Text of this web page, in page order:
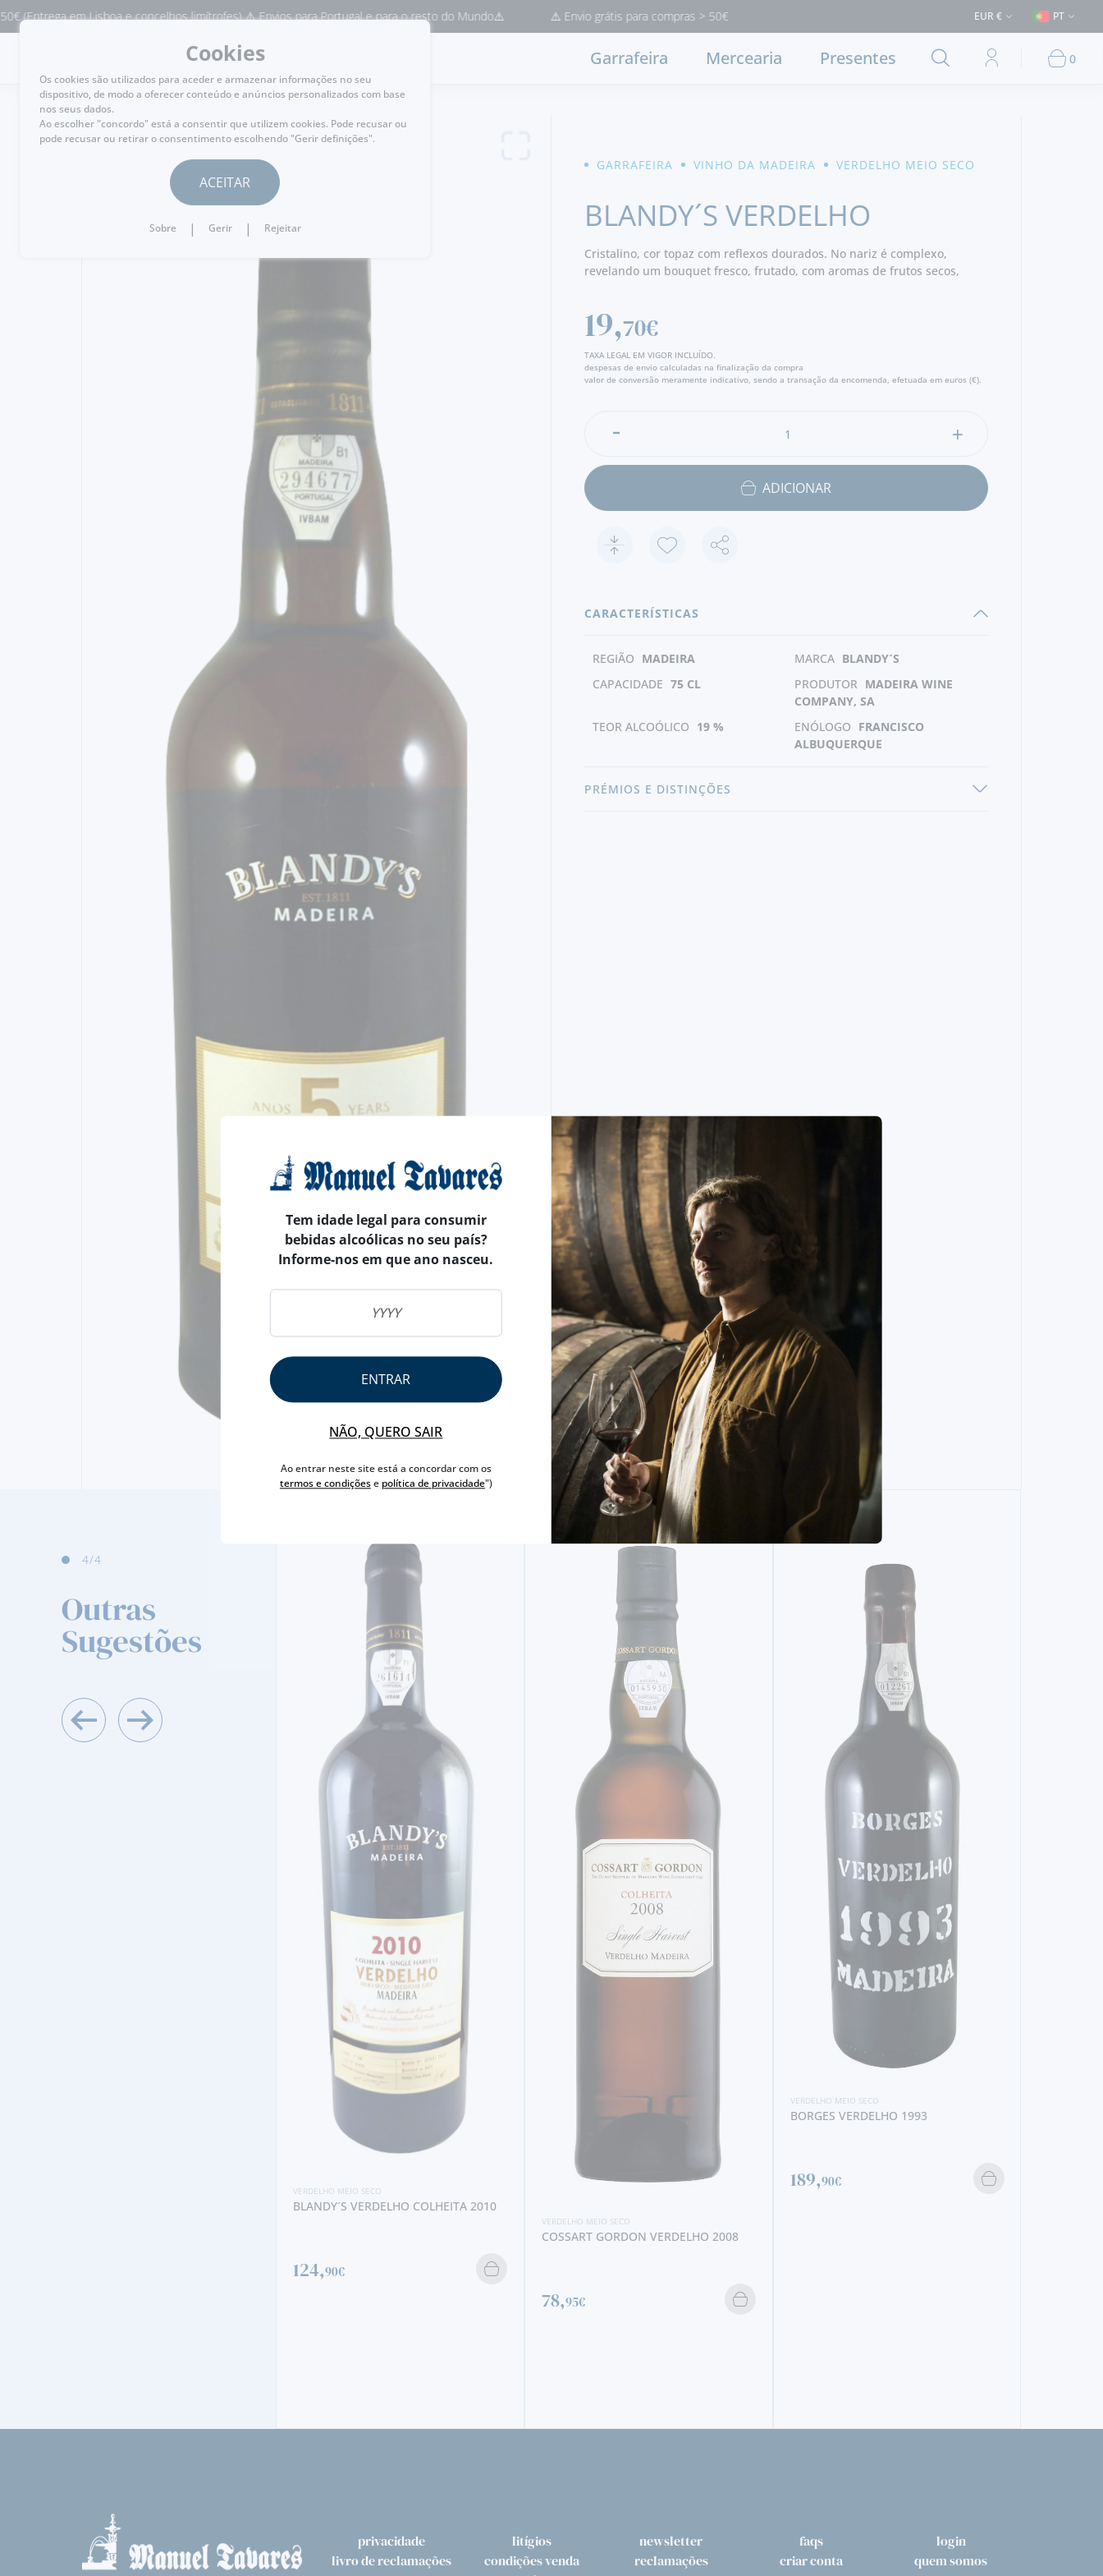
em Lisboa e concelhos limítrofes) ⚠️ Envios para Portugal e para o resto do Mundo⚠️ ⚠️ Envio grátis para compras > 50€ (Entrega em Lisboa e concelhos limítrofes) ⚠️ Envios para Portugal e para o resto
EUR € PT
MENU
Garrafeira Mercearia Presentes 0
VOLTAR
GARRAFEIRA
VINHO DA MADEIRA VERDELHO MEIO SECO
BLANDY´S VERDELHO
Cristalino, cor topaz com reflexos dourados. No nariz é complexo,
revelando um bouquet fresco, frutado, com aromas de frutos secos,
19,70€
TAXA LEGAL EM VIGOR INCLUÍDO.
despesas de envio calculadas na finalização da compra
valor de conversão meramente indicativo, sendo a transação da encomenda, efetuada em euros (€).
ADICIONAR
CARACTERÍSTICAS
REGIÃO MADEIRA MARCA BLANDY´S
CAPACIDADE 75 CL PRODUTOR MADEIRA WINE
COMPANY, SA
TEOR ALCOÓLICO 19 % ENÓLOGO FRANCISCO
ALBUQUERQUE
PRÉMIOS E DISTINÇÕES
4/4
Outras
Sugestões
VERDELHO MEIO SECO
BLANDY´S VERDELHO COLHEITA 2010
124,90€
VERDELHO MEIO SECO
COSSART GORDON VERDELHO 2008
78,95€
VERDELHO MEIO SECO
BORGES VERDELHO 1993
189,90€
privacidade litígios newsletter faqs
login
livro de reclamações
condições venda reclamações criar conta
quem somos
Tem idade legal para consumir
bebidas alcoólicas no seu país?
Informe-nos em que ano nasceu.
ENTRAR
NÃO, QUERO SAIR
Ao entrar neste site está a concordar com os
termos e condiçõese política de privacidade")
Cookies
Os cookies são utilizados para aceder e armazenar informações no seu
dispositivo, de modo a oferecer conteúdo e anúncios personalizados com base
nos seus dados.
Ao escolher "concordo" está a consentir que utilizem cookies. Pode recusar ou
pode recusar ou retirar o consentimento escolhendo "Gerir definições".
ACEITAR
Sobre | Gerir | Rejeitar